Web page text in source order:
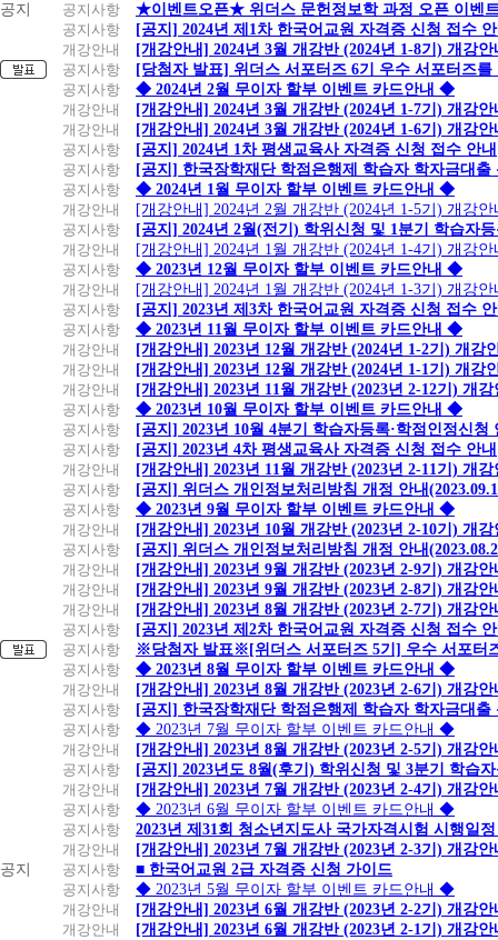
공지
공지사항
★이벤트오픈★ 위더스 문헌정보학 과정 오픈 이벤
공지사항
[공지] 2024년 제1차 한국어교원 자격증 신청 접수
개강안내
[개강안내] 2024년 3월 개강반 (2024년 1-8기) 개강안
공지사항
[당첨자 발표] 위더스 서포터즈 6기 우수 서포터즈를
공지사항
◆ 2024년 2월 무이자 할부 이벤트 카드안내 ◆
개강안내
[개강안내] 2024년 3월 개강반 (2024년 1-7기) 개강안
개강안내
[개강안내] 2024년 3월 개강반 (2024년 1-6기) 개강안
공지사항
[공지] 2024년 1차 평생교육사 자격증 신청 접수 안내
공지사항
[공지] 한국장학재단 학점은행제 학습자 학자금대출
공지사항
◆ 2024년 1월 무이자 할부 이벤트 카드안내 ◆
개강안내
[개강안내] 2024년 2월 개강반 (2024년 1-5기) 개강안
공지사항
[공지] 2024년 2월(전기) 학위신청 및 1분기 학습자
개강안내
[개강안내] 2024년 1월 개강반 (2024년 1-4기) 개강안
공지사항
◆ 2023년 12월 무이자 할부 이벤트 카드안내 ◆
개강안내
[개강안내] 2024년 1월 개강반 (2024년 1-3기) 개강안
공지사항
[공지] 2023년 제3차 한국어교원 자격증 신청 접수
공지사항
◆ 2023년 11월 무이자 할부 이벤트 카드안내 ◆
개강안내
[개강안내] 2023년 12월 개강반 (2024년 1-2기) 개강
개강안내
[개강안내] 2023년 12월 개강반 (2024년 1-1기) 개강
개강안내
[개강안내] 2023년 11월 개강반 (2023년 2-12기) 개강
공지사항
◆ 2023년 10월 무이자 할부 이벤트 카드안내 ◆
공지사항
[공지] 2023년 10월 4분기 학습자등록·학점인정신청
공지사항
[공지] 2023년 4차 평생교육사 자격증 신청 접수 안내
개강안내
[개강안내] 2023년 11월 개강반 (2023년 2-11기) 개강
공지사항
[공지] 위더스 개인정보처리방침 개정 안내
공지사항
◆ 2023년 9월 무이자 할부 이벤트 카드안내 ◆
개강안내
[개강안내] 2023년 10월 개강반 (2023년 2-10기) 개강
공지사항
[공지] 위더스 개인정보처리방침 개정 안내
개강안내
[개강안내] 2023년 9월 개강반 (2023년 2-9기) 개강안
개강안내
[개강안내] 2023년 9월 개강반 (2023년 2-8기) 개강안
개강안내
[개강안내] 2023년 8월 개강반 (2023년 2-7기) 개강안
공지사항
[공지] 2023년 제2차 한국어교원 자격증 신청 접수
공지사항
※당첨자 발표※[위더스 서포터즈 5기] 우수 서포터
공지사항
◆ 2023년 8월 무이자 할부 이벤트 카드안내 ◆
개강안내
[개강안내] 2023년 8월 개강반 (2023년 2-6기) 개강안
공지사항
[공지] 한국장학재단 학점은행제 학습자 학자금대출
공지사항
◆ 2023년 7월 무이자 할부 이벤트 카드안내 ◆
개강안내
[개강안내] 2023년 8월 개강반 (2023년 2-5기) 개강안
공지사항
[공지] 2023년도 8월(후기) 학위신청 및 3분기 학습
개강안내
[개강안내] 2023년 7월 개강반 (2023년 2-4기) 개강안
공지사항
◆ 2023년 6월 무이자 할부 이벤트 카드안내 ◆
공지사항
2023년 제31회 청소년지도사 국가자격시험 시행일
개강안내
[개강안내] 2023년 7월 개강반 (2023년 2-3기) 개강안
공지
공지사항
■ 한국어교원 2급 자격증 신청 가이드
공지사항
◆ 2023년 5월 무이자 할부 이벤트 카드안내 ◆
개강안내
[개강안내] 2023년 6월 개강반 (2023년 2-2기) 개강안
개강안내
[개강안내] 2023년 6월 개강반 (2023년 2-1기) 개강안